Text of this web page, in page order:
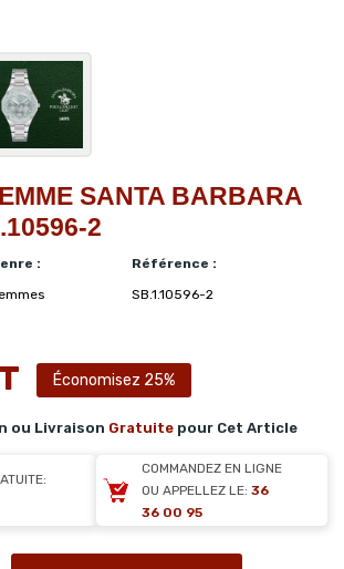
SANTA BARBARA
2
:
Référence :
SB.1.10596-2
Économisez 25%
ou Livraison Gratuite pour Cet Article
COMMANDEZ EN LIGNE
OU APPELLEZ LE: 36
36 00 95